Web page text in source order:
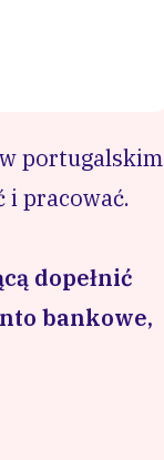
portugalskim
i pracować.
dopełnić
bankowe,